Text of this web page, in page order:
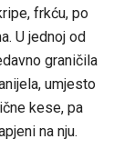
frkću, po
U jednoj od
graničila
umjesto
kese, pa
na nju.